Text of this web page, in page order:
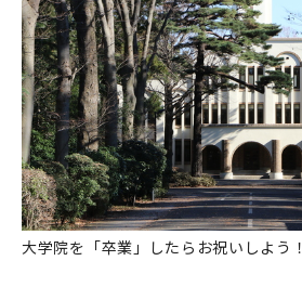
大学院を「卒業」したらお祝いしよう！